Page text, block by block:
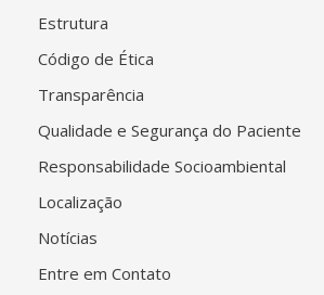
Estrutura
Código de Ética
Transparência
Qualidade e Segurança do Paciente
Responsabilidade Socioambiental
Localização
Notícias
Entre em Contato